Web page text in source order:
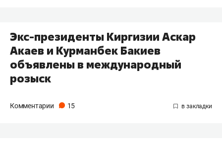
Экс-президенты Киргизии Аскар
Акаев и Курманбек Бакиев
объявлены в международный
розыск
Комментарии 15